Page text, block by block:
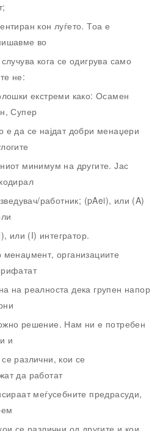
кон луѓето. Тоа е
во
кога се одигрува само
не:
екстреми како: Осамен
Супер
да се најдат добри менаџери
минимум на другите. Јас
работник; (pAei), или (A)
или (I) интегратор.
организациите
на реалноста дека групен напор
решение. Нам ни е потребен
и
различни, кои се
да работат
меѓусебните предрасуди,
се различни од другите и кои